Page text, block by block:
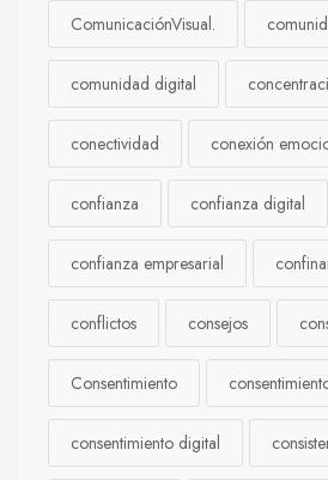
ComunicaciónVisual.
comunidad digital
conectividad conexión
confianza confianza digital
confianza empresarial
conflictos consejos
Consentimiento
consentimiento digital